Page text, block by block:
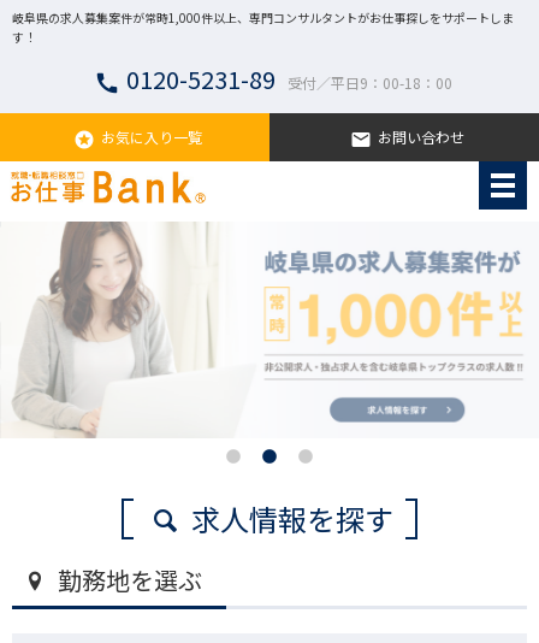
岐阜県の求人募集案件が常時1,000件以上、専門コンサルタントがお仕事探しをサポートしま
す！
call 0120-5231-89 受付／平日9：00-18：00
stars お気に入り一覧 email お問い合わせ
求人情報を探す
勤務地を選ぶ